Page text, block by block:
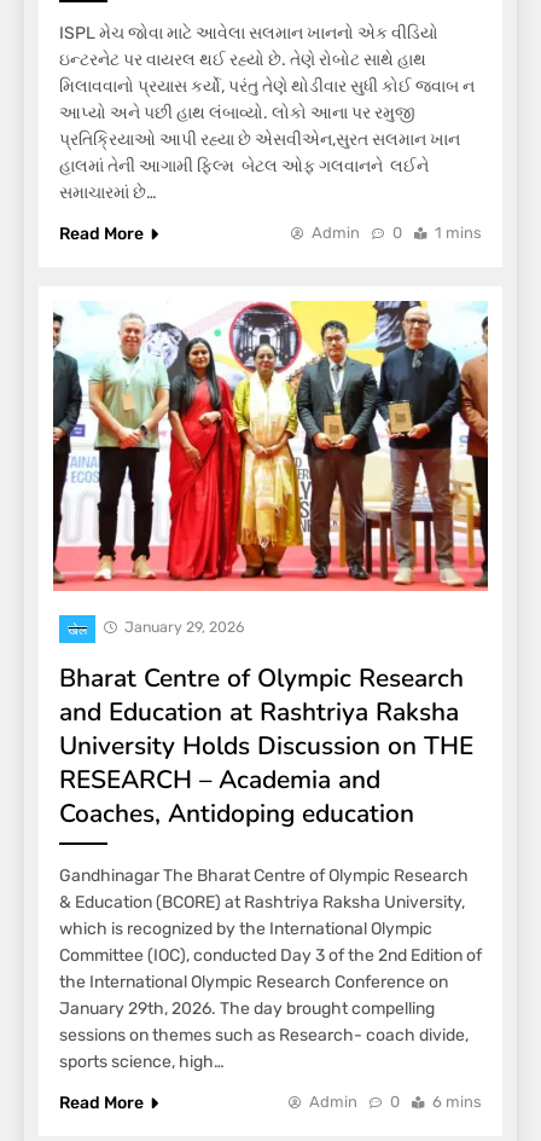
ISPL મેચ જોવા માટે આવેલા સલમાન ખાનનો એક વીડિયો
ઇન્ટરનેટ પર વાયરલ થઈ રહ્યો છે. તેણે રોબોટ સાથે હાથ
મિલાવવાનો પ્રયાસ કર્યો, પરંતુ તેણે થોડીવાર સુધી કોઈ જવાબ ન
આપ્યો અને પછી હાથ લંબાવ્યો. લોકો આના પર રમુજી
પ્રતિક્રિયાઓ આપી રહ્યા છે એસવીએન,સુરત સલમાન ખાન
હાલમાં તેની આગામી ફિલ્મ બેટલ ઓફ ગલવાનને લઈને
સમાચારમાં છે…
Read More
Admin 0 1 mins
खेल January 29, 2026
Bharat Centre of Olympic Research
and Education at Rashtriya Raksha
University Holds Discussion on THE
RESEARCH – Academia and
Coaches, Antidoping education
Gandhinagar The Bharat Centre of Olympic Research
& Education (BCORE) at Rashtriya Raksha University,
which is recognized by the International Olympic
Committee (IOC), conducted Day 3 of the 2nd Edition of
the International Olympic Research Conference on
January 29th, 2026. The day brought compelling
sessions on themes such as Research- coach divide,
sports science, high…
Read More
Admin 0 6 mins